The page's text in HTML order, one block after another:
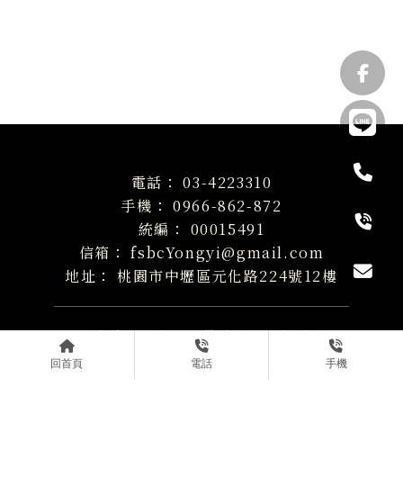
回首頁 電話 手機
03-4223310
0966-862-872
00015491
fsbcYongyi@gmail.com
桃園市中壢區元化路224號12樓
關於財星服務項目借址登記最新消息
商務新知